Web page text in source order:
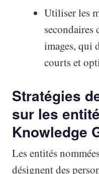
Utiliser les
secondaires
images, qui
courts et
Stratégies
sur les
Knowledge
Les entités
désignent des